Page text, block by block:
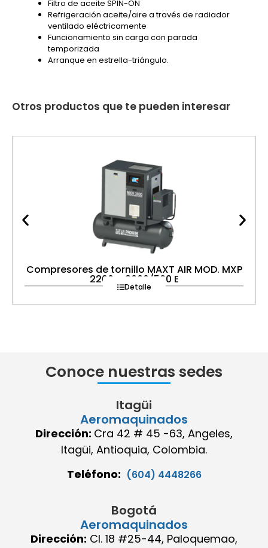
Filtro de aceite SPIN-ON
Refrigeración aceite/aire a través de radiador
ventilado eléctricamente
Funcionamiento sin carga con parada
temporizada
Arranque en estrella-triángulo.
Otros productos que te pueden interesar
Compresores de tornillo MAXT AIR MOD. MXP
2200 – 3000/500 E
Detalle
Conoce nuestras sedes
Itagüi
Aeromaquinados
Dirección: Cra 42 # 45 -63, Angeles,
Itagüi, Antioquia, Colombia.
Teléfono: (604) 4448266
Bogotá
Aeromaquinados
Dirección: Cl. 18 #25-44, Paloquemao,